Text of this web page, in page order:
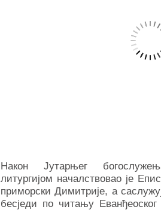
Након Јутарњег
литургијом началствовао је
приморски Димитрије, а
бесједи по читању